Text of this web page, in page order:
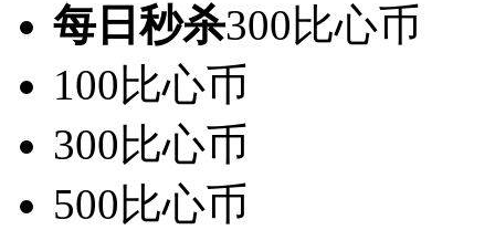
每日秒杀300比心币
100比心币
300比心币
500比心币